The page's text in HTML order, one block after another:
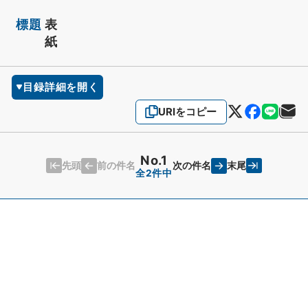
標題 表
紙
目録詳細を開く
URIをコピー
先頭 前の件名 No.1
全2件中
次の件名 末尾